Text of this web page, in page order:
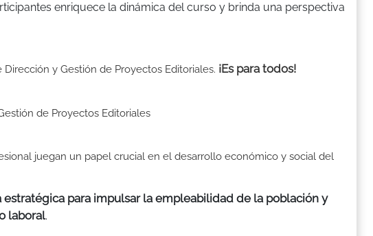
enriquece la dinámica del curso y brinda una perspectiva
y Gestión de Proyectos Editoriales. ¡Es para todos!
de Proyectos Editoriales
juegan un papel crucial en el desarrollo económico y social del
para impulsar la empleabilidad de la población y
laboral.